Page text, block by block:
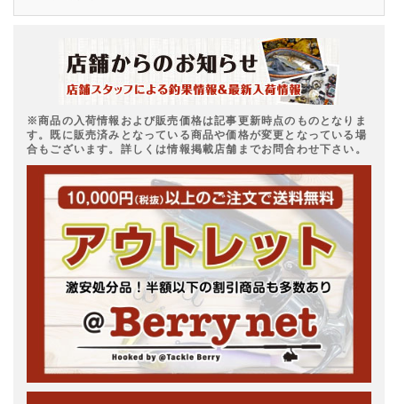
※商品の入荷情報および販売価格は記事更新時点のものとなりま
す。既に販売済みとなっている商品や価格が変更となっている場
合もございます。詳しくは情報掲載店舗までお問合わせ下さい。